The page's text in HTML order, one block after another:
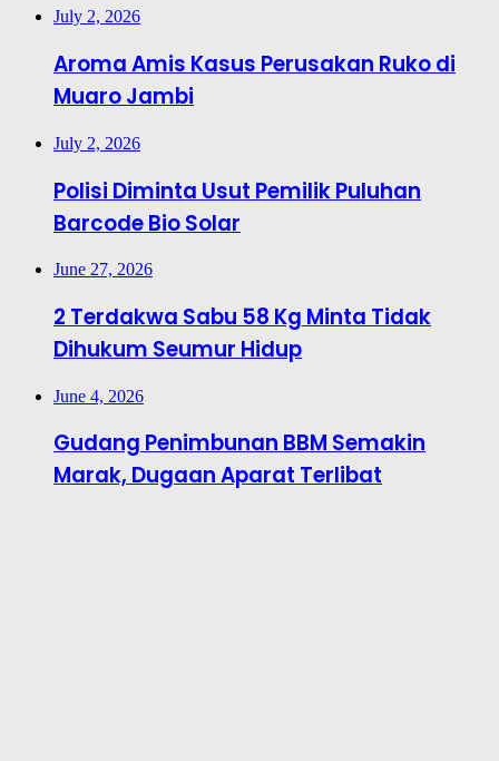
July 2, 2026
Aroma Amis Kasus Perusakan Ruko di
Muaro Jambi
July 2, 2026
Polisi Diminta Usut Pemilik Puluhan
Barcode Bio Solar
June 27, 2026
2 Terdakwa Sabu 58 Kg Minta Tidak
Dihukum Seumur Hidup
June 4, 2026
Gudang Penimbunan BBM Semakin
Marak, Dugaan Aparat Terlibat